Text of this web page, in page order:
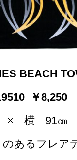
BEACH
￥8,250
× 横 91㎝
のあるフレア